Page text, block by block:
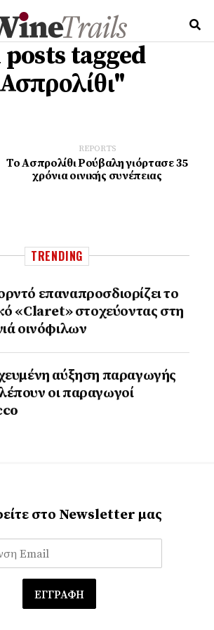
tagged
REPORTS
Το Ασπρολίθι Ρούβαλη γιόρτασε 35
χρόνια οινικής συνέπειας
TRENDING
επαναπροσδιορίζει το
«Claret» στοχεύοντας στη
οινόφιλων
αύξηση παραγωγής
οι παραγωγοί
στο Newsletter μας